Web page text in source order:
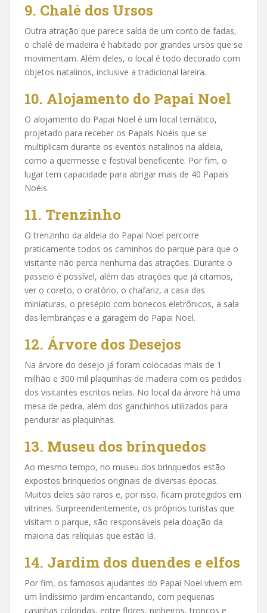
9. Chalé dos Ursos
Outra atração que parece saída de um conto de fadas,
o chalé de madeira é habitado por grandes ursos que se
movimentam. Além deles, o local é todo decorado com
objetos natalinos, inclusive a tradicional lareira.
10. Alojamento do Papai Noel
O alojamento do Papai Noel é um local temático,
projetado para receber os Papais Noéis que se
multiplicam durante os eventos natalinos na aldeia,
como a quermesse e festival beneficente. Por fim, o
lugar tem capacidade para abrigar mais de 40 Papais
Noéis.
11. Trenzinho
O trenzinho da aldeia do Papai Noel percorre
praticamente todos os caminhos do parque para que o
visitante não perca nenhuma das atrações. Durante o
passeio é possível, além das atrações que já citamos,
ver o coreto, o oratório, o chafariz, a casa das
miniaturas, o presépio com bonecos eletrônicos, a sala
das lembranças e a garagem do Papai Noel.
12. Árvore dos Desejos
Na árvore do desejo já foram colocadas mais de 1
milhão e 300 mil plaquinhas de madeira com os pedidos
dos visitantes escritos nelas. No local da árvore há uma
mesa de pedra, além dos ganchinhos utilizados para
pendurar as plaquinhas.
13. Museu dos brinquedos
Ao mesmo tempo, no museu dos brinquedos estão
expostos brinquedos originais de diversas épocas.
Muitos deles são raros e, por isso, ficam protegidos em
vitrines. Surpreendentemente, os próprios turistas que
visitam o parque, são responsáveis pela doação da
maioria das relíquias que estão lá.
14. Jardim dos duendes e elfos
Por fim, os famosos ajudantes do Papai Noel vivem em
um lindíssimo jardim encantando, com pequenas
casinhas coloridas, entre flores, pinheiros, troncos e